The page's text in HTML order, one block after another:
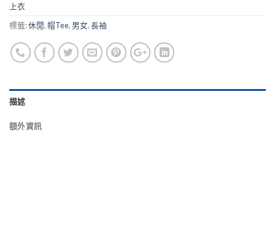
上衣
標籤:休閒,帽Tee, 男女,長袖
描述
額外資訊